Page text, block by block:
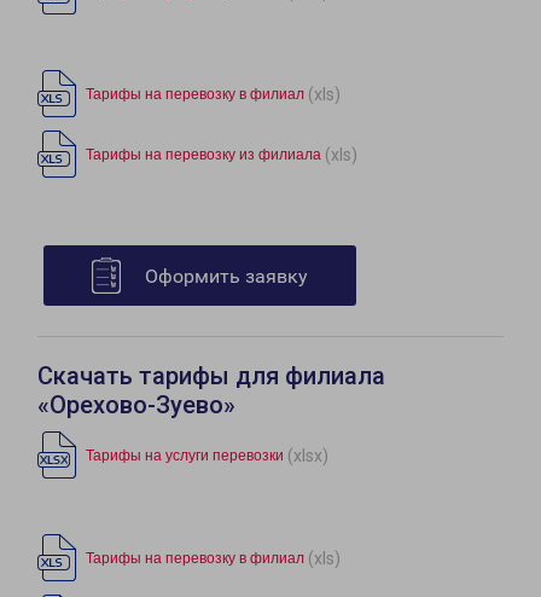
Тарифы на перевозку в филиал (xls)
Тарифы на перевозку из филиала (xls)
Оформить заявку
Скачать тарифы для филиала
«Орехово-Зуево»
Тарифы на услуги перевозки (xlsx)
Тарифы на перевозку в филиал (xls)